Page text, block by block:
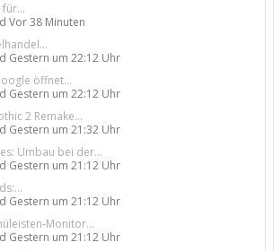
Vor 38 Minuten
Gestern um 22:12 Uhr
öffnet...
Gestern um 22:12 Uhr
2 Remake...
Gestern um 21:32 Uhr
Umbau bei der...
Gestern um 21:12 Uhr
Gestern um 21:12 Uhr
Monitor...
Gestern um 21:12 Uhr